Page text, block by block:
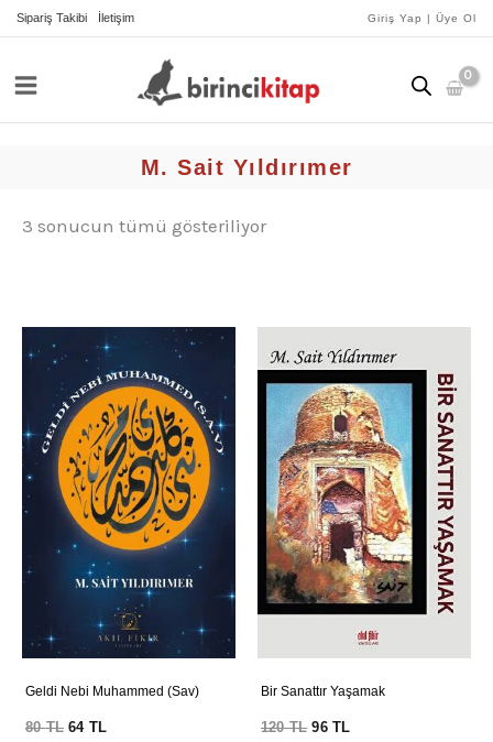
İçeriğe
Sipariş Takibi İletişim Giriş Yap | Üye Ol
M. Sait Yıldırımer
3 sonucun tümü gösteriliyor
göre
Geldi Nebi Muhammed (Sav)
80TL 64 TL
Bir Sanattır Yaşamak
120TL 96TL